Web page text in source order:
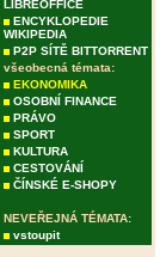
LIBREOFFICE
ENCYKLOPEDIE
WIKIPEDIA
P2P SÍTĚ BITTORRENT
všeobecná témata:
EKONOMIKA
OSOBNÍ FINANCE
PRÁVO
SPORT
KULTURA
CESTOVÁNÍ
ČÍNSKÉ E-SHOPY
NEVEŘEJNÁ TÉMATA:
vstoupit